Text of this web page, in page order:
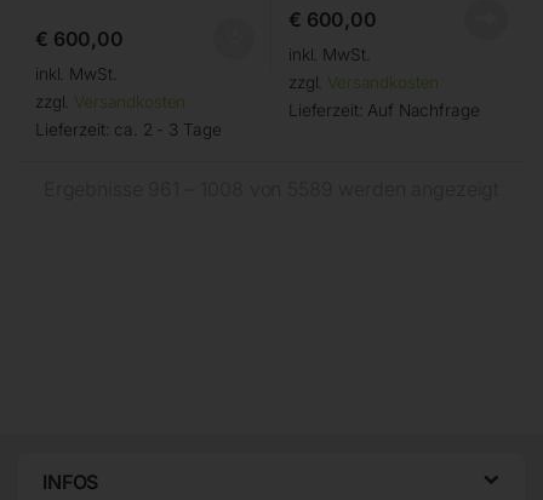
€ 600,00
inkl. MwSt.
zzgl. Versandkosten
Lieferzeit: ca. 2 - 3 Tage
€ 600,00
inkl. MwSt.
zzgl. Versandkosten
Lieferzeit: Auf Nachfrage
INFOS